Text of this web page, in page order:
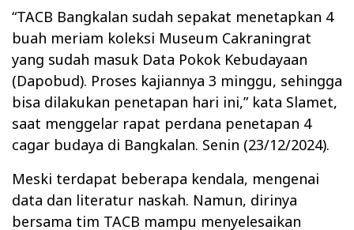
“TACB Bangkalan sudah sepakat menetapkan 4
buah meriam koleksi Museum Cakraningrat
yang sudah masuk Data Pokok Kebudayaan
(Dapobud). Proses kajiannya 3 minggu, sehingga
bisa dilakukan penetapan hari ini,” kata Slamet,
saat menggelar rapat perdana penetapan 4
cagar budaya di Bangkalan. Senin (23/12/2024).
Meski terdapat beberapa kendala, mengenai
data dan literatur naskah. Namun, dirinya
bersama tim TACB mampu menyelesaikan